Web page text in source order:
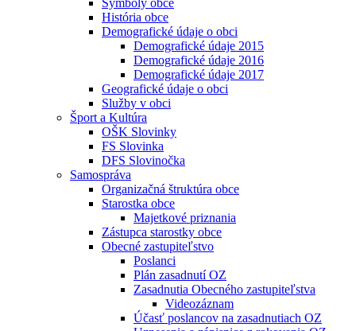
Symboly obce
História obce
Demografické údaje o obci
Demografické údaje 2015
Demografické údaje 2016
Demografické údaje 2017
Geografické údaje o obci
Služby v obci
Šport a Kultúra
OŠK Slovinky
FS Slovinka
DFS Slovinočka
Samospráva
Organizačná štruktúra obce
Starostka obce
Majetkové priznania
Zástupca starostky obce
Obecné zastupiteľstvo
Poslanci
Plán zasadnutí OZ
Zasadnutia Obecného zastupiteľstva
Videozáznam
Účasť poslancov na zasadnutiach OZ